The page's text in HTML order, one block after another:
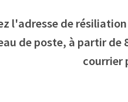
l'adresse de
de poste, à partir
courrier